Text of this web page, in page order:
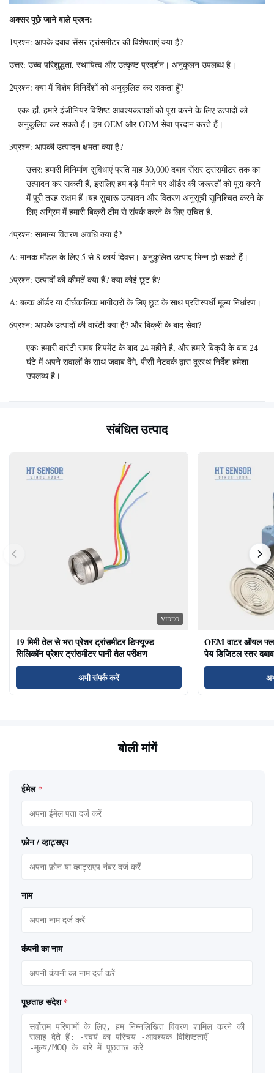
अक्सर पूछे जाने वाले प्रश्न:
1प्रश्न: आपके दबाव सेंसर ट्रांसमीटर की विशेषताएं क्या हैं?
उत्तर: उच्च परिशुद्धता, स्थायित्व और उत्कृष्ट प्रदर्शन। अनुकूलन उपलब्ध है।
2प्रश्न: क्या मैं विशेष विनिर्देशों को अनुकूलित कर सकता हूँ?
एकः हाँ, हमारे इंजीनियर विशिष्ट आवश्यकताओं को पूरा करने के लिए उत्पादों को
अनुकूलित कर सकते हैं। हम OEM और ODM सेवा प्रदान करते हैं।
3प्रश्न: आपकी उत्पादन क्षमता क्या है?
उत्तर: हमारी विनिर्माण सुविधाएं प्रति माह 30,000 दबाव सेंसर ट्रांसमीटर तक का
उत्पादन कर सकती हैं, इसलिए हम बड़े पैमाने पर ऑर्डर की जरूरतों को पूरा करने
में पूरी तरह सक्षम हैं।यह सुचारू उत्पादन और वितरण अनुसूची सुनिश्चित करने के
लिए अग्रिम में हमारी बिक्री टीम से संपर्क करने के लिए उचित है.
4प्रश्न: सामान्य वितरण अवधि क्या है?
A: मानक मॉडल के लिए 5 से 8 कार्य दिवस। अनुकूलित उत्पाद भिन्न हो सकते हैं।
5प्रश्न: उत्पादों की कीमतें क्या हैं? क्या कोई छूट है?
A: बल्क ऑर्डर या दीर्घकालिक भागीदारों के लिए छूट के साथ प्रतिस्पर्धी मूल्य निर्धारण।
6प्रश्न: आपके उत्पादों की वारंटी क्या है? और बिक्री के बाद सेवा?
एकः हमारी वारंटी समय शिपमेंट के बाद 24 महीने है, और हमारे बिक्री के बाद 24
घंटे में अपने सवालों के साथ जवाब देंगे, पीसी नेटवर्क द्वारा दूरस्थ निर्देश हमेशा
उपलब्ध है।
संबंधित उत्पाद
VIDEO
19 मिमी तेल से भरा प्रेशर ट्रांसमीटर डिफ्यूज्ड
सिलिकॉन प्रेशर ट्रांसमीटर पानी तेल परीक्षण
अभी संपर्क करें
OEM वाटर ऑयल
पेय डिजिटल स्तर
बोली मांगें
ईमेल *
फ़ोन / व्हाट्सएप
नाम
कंपनी का नाम
पूछताछ संदेश *